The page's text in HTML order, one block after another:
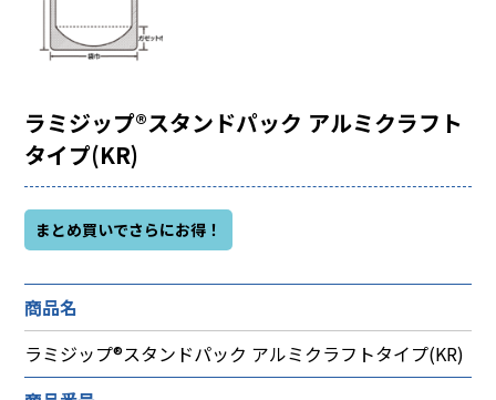
ラミジップ®スタンドパック アルミクラフト
タイプ(KR)
まとめ買いでさらにお得！
商品名
ラミジップ®スタンドパック アルミクラフトタイプ(KR)